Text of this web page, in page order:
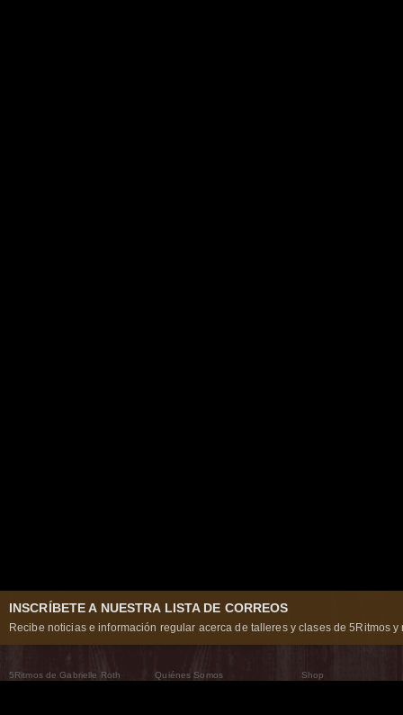
INSCRÍBETE A NUESTRA LISTA DE CORREOS
Recibe noticias e información regular acerca de talleres y clases de 5Ritmos y
5Ritmos de Gabrielle Roth
Quiénes Somos
Shop